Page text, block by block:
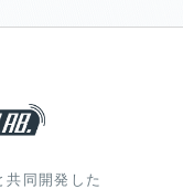
共同開発した